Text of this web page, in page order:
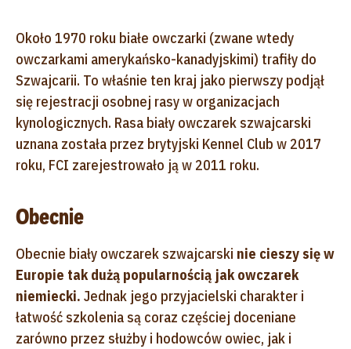
Około 1970 roku białe owczarki (zwane wtedy
owczarkami amerykańsko-kanadyjskimi) trafiły do
Szwajcarii. To właśnie ten kraj jako pierwszy podjął
się rejestracji osobnej rasy w organizacjach
kynologicznych. Rasa biały owczarek szwajcarski
uznana została przez brytyjski Kennel Club w 2017
roku, FCI zarejestrowało ją w 2011 roku.
Obecnie
Obecnie biały owczarek szwajcarski nie cieszy się w
Europie tak dużą popularnością jak owczarek
niemiecki. Jednak jego przyjacielski charakter i
łatwość szkolenia są coraz częściej doceniane
zarówno przez służby i hodowców owiec, jak i